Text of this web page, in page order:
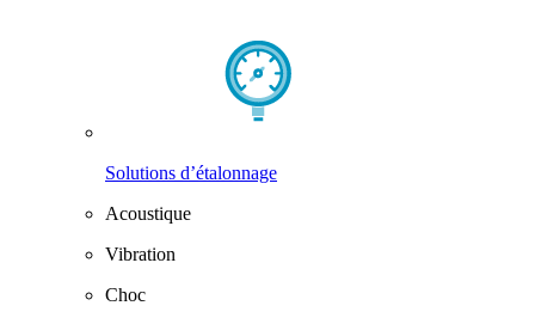
Solutions d’étalonnage
Acoustique
Vibration
Choc